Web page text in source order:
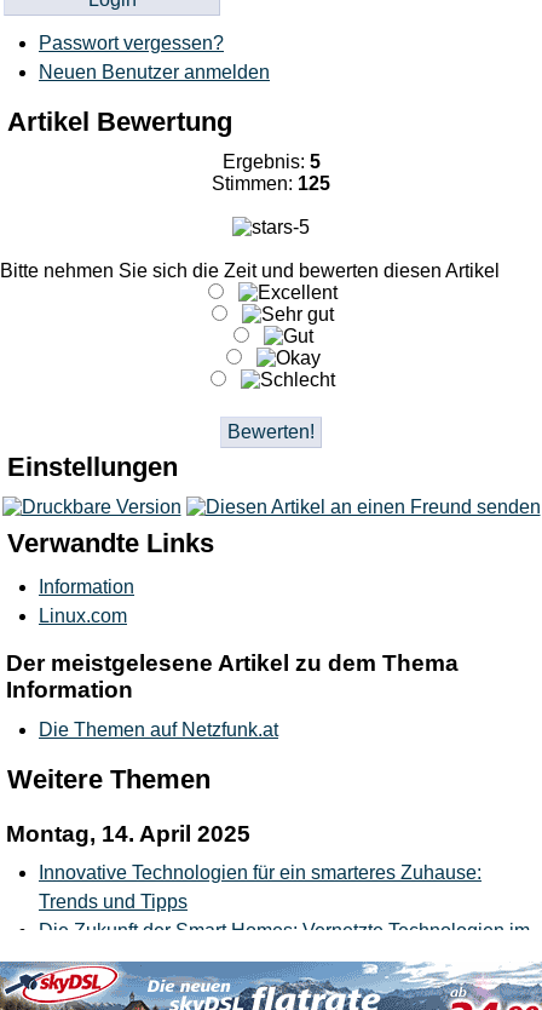
Passwort vergessen?
Neuen Benutzer anmelden
Artikel Bewertung
Ergebnis: 5
Stimmen: 125
Bitte nehmen Sie sich die Zeit und bewerten diesen Artikel
Einstellungen
Verwandte Links
Information
Linux.com
Der meistgelesene Artikel zu dem Thema
Information
Die Themen auf Netzfunk.at
Weitere Themen
Montag, 14. April 2025
Innovative Technologien für ein smarteres Zuhause:
Trends und Tipps
Die Zukunft der Smart Homes: Vernetzte Technologien im
Alltag
Zukünftiges Wohnen: Wegweisende Designkonzepte für